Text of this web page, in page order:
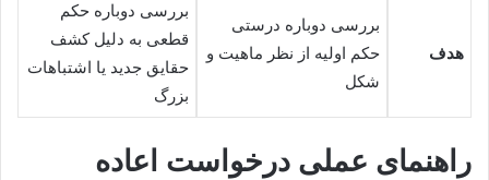
هدف
بررسی دوباره درستی
حکم اولیه از نظر ماهیت و
شکل
بررسی دوباره حکم
قطعی به دلیل کشف
حقایق جدید یا اشتباهات
بزرگ
راهنمای عملی درخواست اعاده